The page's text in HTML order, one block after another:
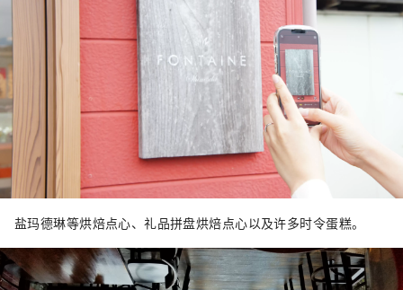
盐玛德琳等烘焙点心、礼品拼盘烘焙点心以及许多时令蛋糕。